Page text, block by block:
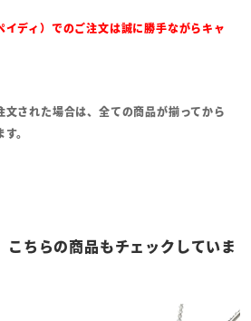
イディ）でのご注文は誠に勝手ながらキャ
された場合は、全ての商品が揃ってから
。
こちらの商品もチェックしていま